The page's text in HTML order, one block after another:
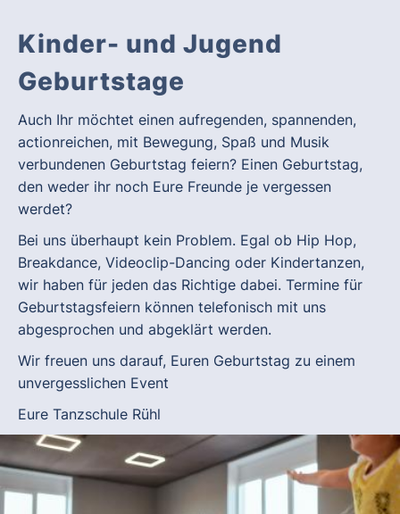
Kinder- und Jugend
Geburtstage
Auch Ihr möchtet einen aufregenden, spannenden,
actionreichen, mit Bewegung, Spaß und Musik
verbundenen Geburtstag feiern? Einen Geburtstag,
den weder ihr noch Eure Freunde je vergessen
werdet?
Bei uns überhaupt kein Problem. Egal ob Hip Hop,
Breakdance, Videoclip-Dancing oder Kindertanzen,
wir haben für jeden das Richtige dabei. Termine für
Geburtstagsfeiern können telefonisch mit uns
abgesprochen und abgeklärt werden.
Wir freuen uns darauf, Euren Geburtstag zu einem
unvergesslichen Event
Eure Tanzschule Rühl